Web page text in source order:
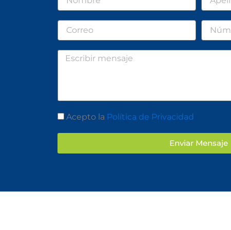
Correo Número
Mensaje
Aceptación
Acepto la Política de Privacidad
Enviar Mensaje